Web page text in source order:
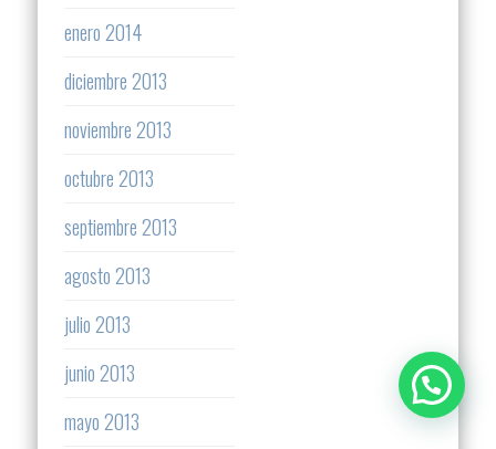
enero 2014
diciembre 2013
noviembre 2013
octubre 2013
septiembre 2013
agosto 2013
julio 2013
junio 2013
mayo 2013